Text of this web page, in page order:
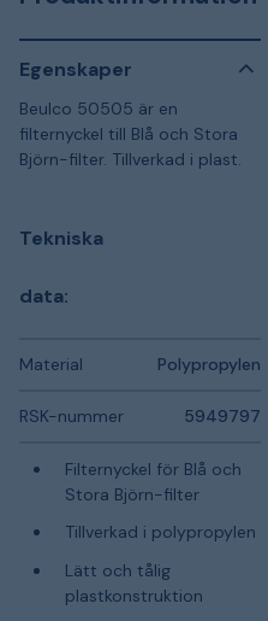
Egenskaper
Beulco 50505 är en
filternyckel till Blå och Stora
Björn-filter. Tillverkad i plast.
Tekniska
data:
Material Polypropylen
RSK-nummer 5949797
Filternyckel för Blå och
Stora Björn-filter
Tillverkad i polypropylen
Lätt och tålig
plastkonstruktion